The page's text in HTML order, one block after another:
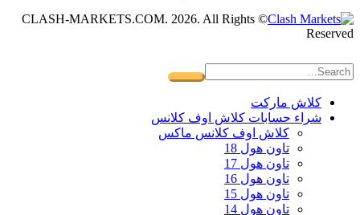
© CLASH-MARKETS.COM. 2026. All Rights
Reserved
كلاش ماركت
شراء حسابات كلاش اوف كلانس
كلاش اوف كلانس ماكس
تاون هول 18
تاون هول 17
تاون هول 16
تاون هول 15
تاون هول 14